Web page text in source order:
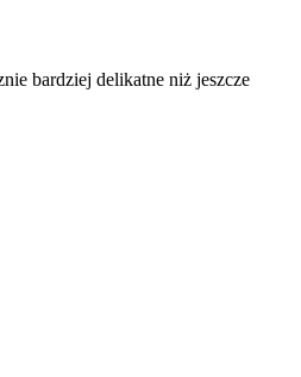
bardziej delikatne niż jeszcze